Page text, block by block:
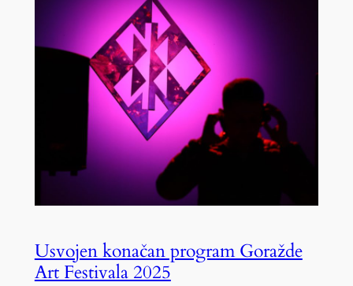
Usvojen konačan program Goražde
Art Festivala 2025